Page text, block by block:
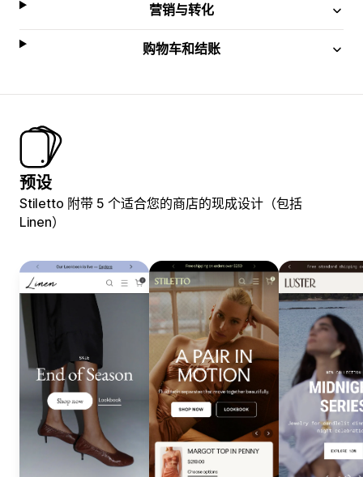
营销与转化
购物车和结账
预设
Stiletto 附带 5 个适合您的商店的现成设计（包括
Linen）